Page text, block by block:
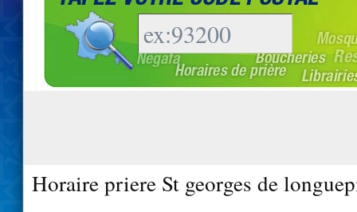
Horaire priere St georges de